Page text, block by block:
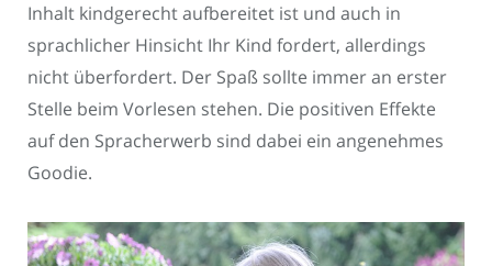
Inhalt kindgerecht aufbereitet ist und auch in
sprachlicher Hinsicht Ihr Kind fordert, allerdings
nicht überfordert. Der Spaß sollte immer an erster
Stelle beim Vorlesen stehen. Die positiven Effekte
auf den Spracherwerb sind dabei ein angenehmes
Goodie.